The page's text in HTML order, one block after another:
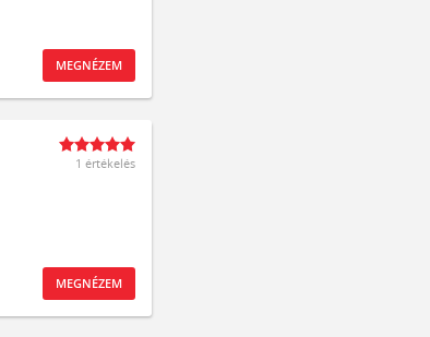
MEGNÉZEM
1 értékelés
MEGNÉZEM